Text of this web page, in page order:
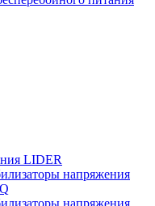
LIDER
напряжения
напряжения